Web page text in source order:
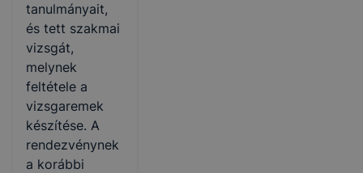
tanulmányait,
és tett szakmai
vizsgát,
melynek
feltétele a
vizsgaremek
készítése. A
rendezvénynek
a korábbi